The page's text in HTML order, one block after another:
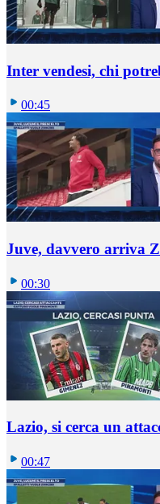
Inter vendesi, chi
00:45
Juve, davvero arriva
00:30
Lazio, si cerca un
00:47